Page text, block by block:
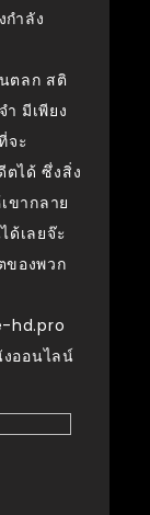
ำลัง
ตลก สติ
มีเพียง
จะ
ตได้ ซึ่งสิ่ง
ขากลาย
ด้เลยจ๊ะ
ของพวก
hd.pro
ออนไลน์